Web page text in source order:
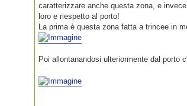
caratterizzare anche questa zona, e
loro e riespetto al porto!
La prima è questa zona fatta a trincee in
Poi allontanandosi ulteriormente dal porto